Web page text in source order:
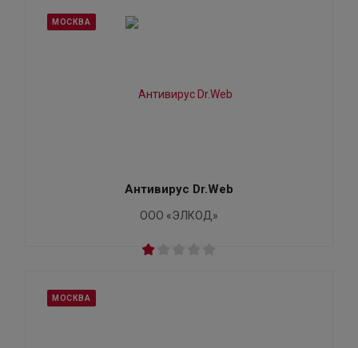
МОСКВА
Антивирус Dr.Web
ООО «ЭЛКОД»
МОСКВА